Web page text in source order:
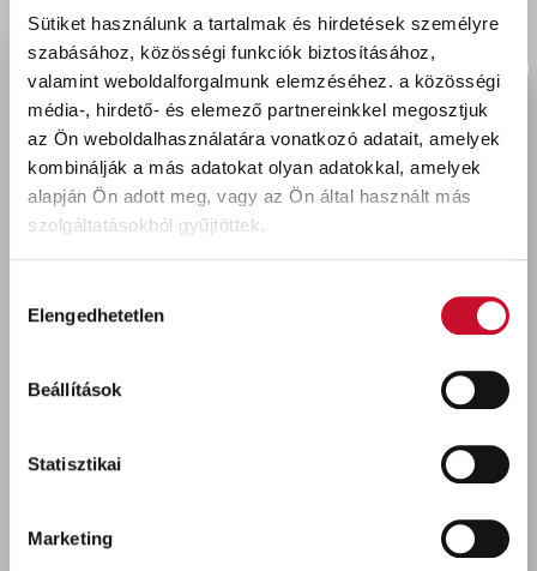
Sütiket használunk a tartalmak és hirdetések személyre
szabásához, közösségi funkciók biztosításához,
valamint weboldalforgalmunk elemzéséhez. a közösségi
média-, hirdető- és elemező partnereinkkel megosztjuk
az Ön weboldalhasználatára vonatkozó adatait, amelyek
kombinálják a más adatokat olyan adatokkal, amelyek
alapján Ön adott meg, vagy az Ön által használt más
szolgáltatásokból gyűjtöttek.
kiválasztása
Elengedhetetlen
Beállítások
Statisztikai
Marketing
zománcozott felület, jól tapadó rozsda, beton és
vakolat. Rozsdára festés esetén minimum 2-3
réteg felhordása kötelező. Az így kialakított felület
szép sima, selyemfényű, esztétikus megjelenésű.
Uretanizált alkid kötőanyagának köszönhetően
kiváló minőségű, rugalmas, tartós bevonatot ad
és az így képződött festékréteg szinte minden
védelmet biztosít az időjárás viszontagságaival
szemben. Felhasználható C3-as kategóriába
sorolt (jelentős korróziónak kitett) valamint savas,
sós, lúgos páraterhelésű csarnokok, műhelyek,
tárgyak: kapu, kerítés, korlát, kerti bútor, csatorna,